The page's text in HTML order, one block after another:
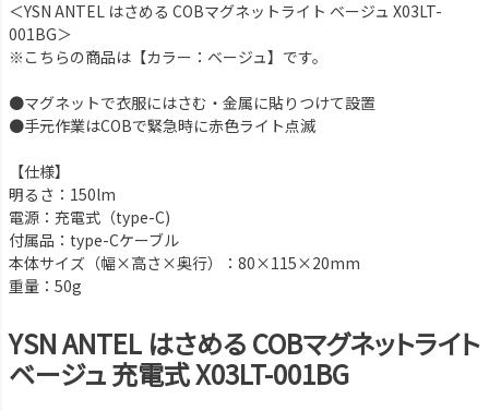
＜YSN ANTEL はさめる COBマグネットライト ベージュ X03LT-
001BG＞
※こちらの商品は【カラー：ベージュ】です。
●マグネットで衣服にはさむ・金属に貼りつけて設置
●手元作業はCOBで緊急時に赤色ライト点滅
【仕様】
明るさ：150lm
電源：充電式（type-C)
付属品：type-Cケーブル
本体サイズ（幅×高さ×奥行）：80×115×20mm
重量：50g
YSN ANTEL はさめる COBマグネットライト
ベージュ 充電式 X03LT-001BG